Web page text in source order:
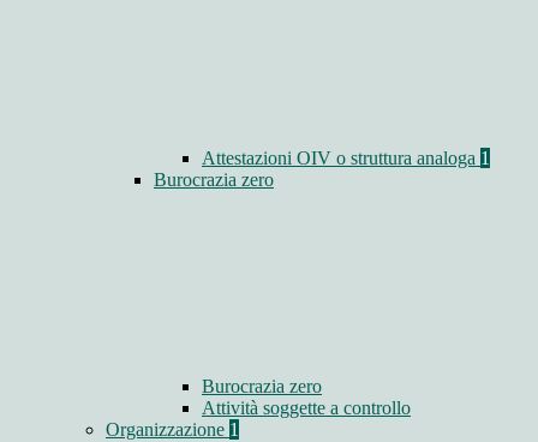
Attestazioni OIV o struttura analoga 1
Burocrazia zero
Burocrazia zero
Attività soggette a controllo
Organizzazione 1